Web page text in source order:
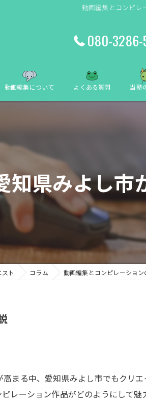
動画編集とコンピレ
080-3286-
動画編集について よくある質問 当塾
中
個別
県みよし市
ト コラム 動画編集とコンピレーショ
まる中、愛知県みよし市でもクリ
レーション作品がどのようにして